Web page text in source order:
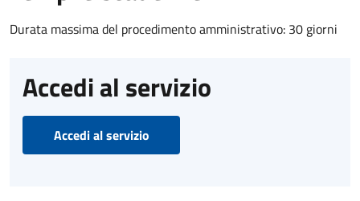
Durata massima del procedimento amministrativo: 30 giorni
Accedi al servizio
Accedi al servizio